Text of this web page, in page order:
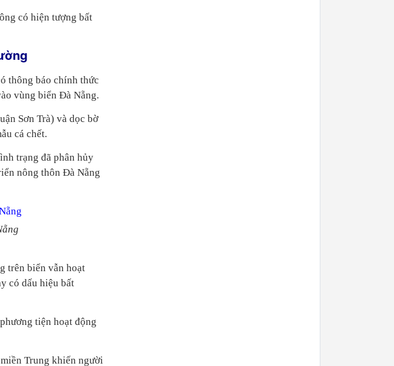
có hiện tượng bất
thông báo chính thức
vùng biển Đà Nẵng.
Sơn Trà) và dọc bờ
cá chết.
trạng đã phân hủy
nông thôn Đà Nẵng
trên biển vẫn hoạt
có dấu hiệu bất
tiện hoạt động
Trung khiến người